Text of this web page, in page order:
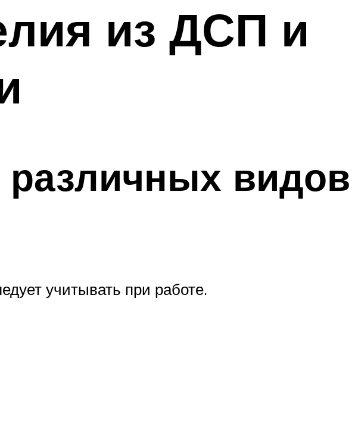
из ДСП и
различных видов
учитывать при работе.